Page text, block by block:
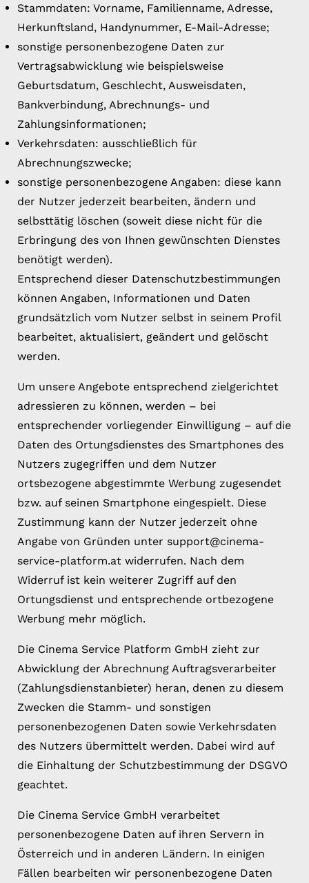
Stammdaten: Vorname, Familienname, Adresse,
Herkunftsland, Handynummer, E-Mail-Adresse;
sonstige personenbezogene Daten zur
Vertragsabwicklung wie beispielsweise
Geburtsdatum, Geschlecht, Ausweisdaten,
Bankverbindung, Abrechnungs- und
Zahlungsinformationen;
Verkehrsdaten: ausschließlich für
Abrechnungszwecke;
sonstige personenbezogene Angaben: diese kann
der Nutzer jederzeit bearbeiten, ändern und
selbsttätig löschen (soweit diese nicht für die
Erbringung des von Ihnen gewünschten Dienstes
benötigt werden).
Entsprechend dieser Datenschutzbestimmungen
können Angaben, Informationen und Daten
grundsätzlich vom Nutzer selbst in seinem Profil
bearbeitet, aktualisiert, geändert und gelöscht
werden.
Um unsere Angebote entsprechend zielgerichtet
adressieren zu können, werden – bei
entsprechender vorliegender Einwilligung – auf die
Daten des Ortungsdienstes des Smartphones des
Nutzers zugegriffen und dem Nutzer
ortsbezogene abgestimmte Werbung zugesendet
bzw. auf seinen Smartphone eingespielt. Diese
Zustimmung kann der Nutzer jederzeit ohne
Angabe von Gründen unter support@cinema-
service-platform.at widerrufen. Nach dem
Widerruf ist kein weiterer Zugriff auf den
Ortungsdienst und entsprechende ortbezogene
Werbung mehr möglich.
Die Cinema Service Platform GmbH zieht zur
Abwicklung der Abrechnung Auftragsverarbeiter
(Zahlungsdienstanbieter) heran, denen zu diesem
Zwecken die Stamm- und sonstigen
personenbezogenen Daten sowie Verkehrsdaten
des Nutzers übermittelt werden. Dabei wird auf
die Einhaltung der Schutzbestimmung der DSGVO
geachtet.
Die Cinema Service GmbH verarbeitet
personenbezogene Daten auf ihren Servern in
Österreich und in anderen Ländern. In einigen
Fällen bearbeiten wir personenbezogene Daten